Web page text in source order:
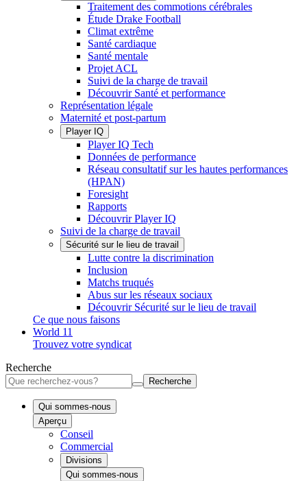
Traitement des commotions cérébrales
Étude Drake Football
Climat extrême
Santé cardiaque
Santé mentale
Projet ACL
Suivi de la charge de travail
Découvrir Santé et performance
Représentation légale
Maternité et post-partum
Player IQ
Player IQ Tech
Données de performance
Réseau consultatif sur les hautes performances
(HPAN)
Foresight
Rapports
Découvrir Player IQ
Suivi de la charge de travail
Sécurité sur le lieu de travail
Lutte contre la discrimination
Inclusion
Matchs truqués
Abus sur les réseaux sociaux
Découvrir Sécurité sur le lieu de travail
Ce que nous faisons
World 11
Trouvez votre syndicat
Recherche
Recherche
Qui sommes-nous
Aperçu
Conseil
Commercial
Divisions
Qui sommes-nous